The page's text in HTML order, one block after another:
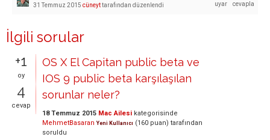
31 Temmuz 2015 cüneyttarafından düzenlendi
İlgili sorular
+1
oy
4
cevap
OS X El Capitan public beta ve
IOS 9 public beta karşılaşılan
sorunlar neler?
18 Temmuz 2015 Mac Ailesi kategorisinde
MehmetBasaran Yeni Kullanıcı (160 puan) tarafından
soruldu